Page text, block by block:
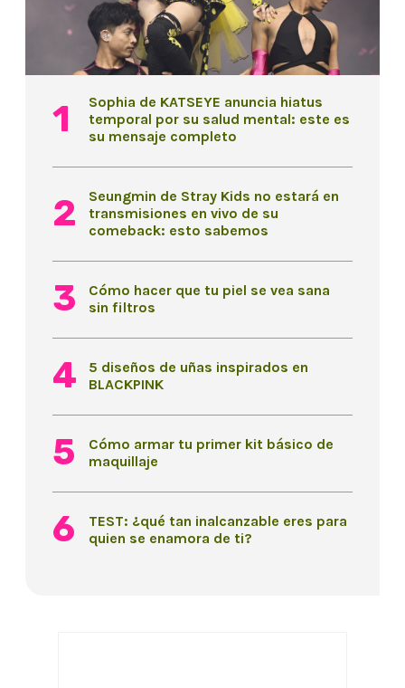
Sophia de KATSEYE anuncia hiatus
temporal por su salud mental: este es
su mensaje completo
Seungmin de Stray Kids no estará en
transmisiones en vivo de su
comeback: esto sabemos
Cómo hacer que tu piel se vea sana
sin filtros
5 diseños de uñas inspirados en
BLACKPINK
Cómo armar tu primer kit básico de
maquillaje
TEST: ¿qué tan inalcanzable eres para
quien se enamora de ti?